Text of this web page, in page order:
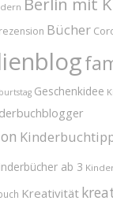
Bücher
Geschenkidee
ab 3
Kreativität